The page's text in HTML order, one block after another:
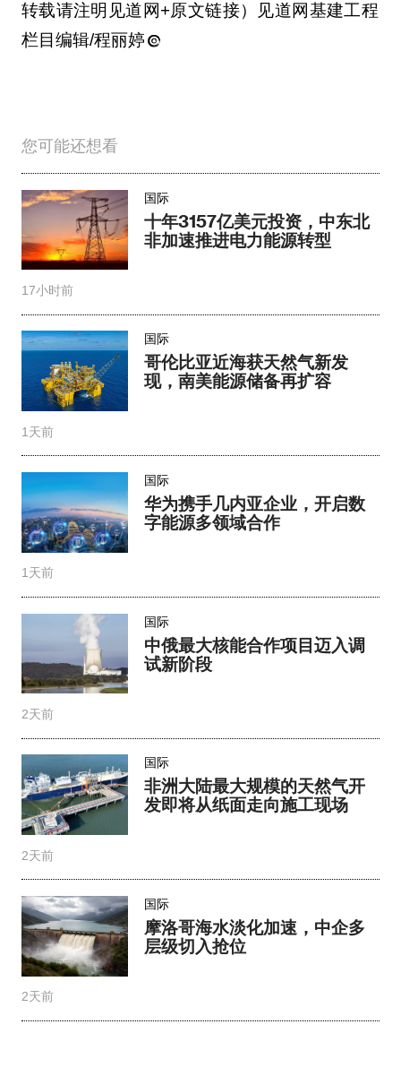
转载请注明见道网+原文链接）见道网基建工程
栏目编辑/程丽婷
您可能还想看
国际
十年3157亿美元投资，中东北
非加速推进电力能源转型
17小时前
国际
哥伦比亚近海获天然气新发
现，南美能源储备再扩容
1天前
国际
华为携手几内亚企业，开启数
字能源多领域合作
1天前
国际
中俄最大核能合作项目迈入调
试新阶段
2天前
国际
非洲大陆最大规模的天然气开
发即将从纸面走向施工现场
2天前
国际
摩洛哥海水淡化加速，中企多
层级切入抢位
2天前